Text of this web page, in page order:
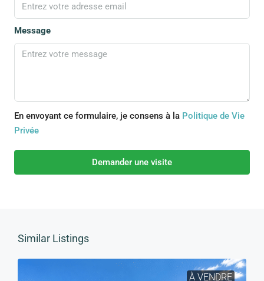
Message
En envoyant ce formulaire, je consens à la Politique de Vie
Privée
Demander une visite
Similar Listings
À VENDRE